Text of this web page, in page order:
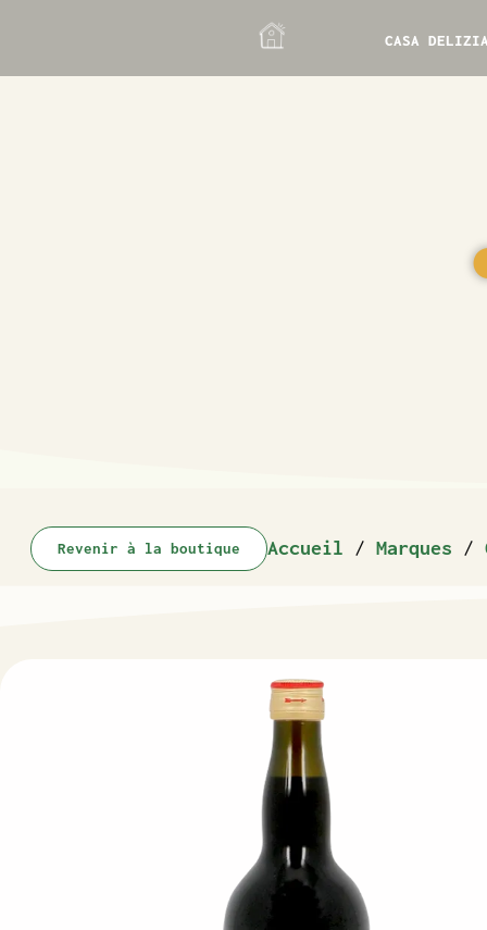
CASA
Revenir à la boutique Accueil / Marques /